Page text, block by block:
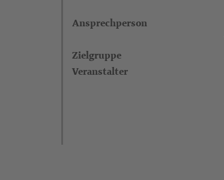
Ansprechperson
Zielgruppe
Veranstalter